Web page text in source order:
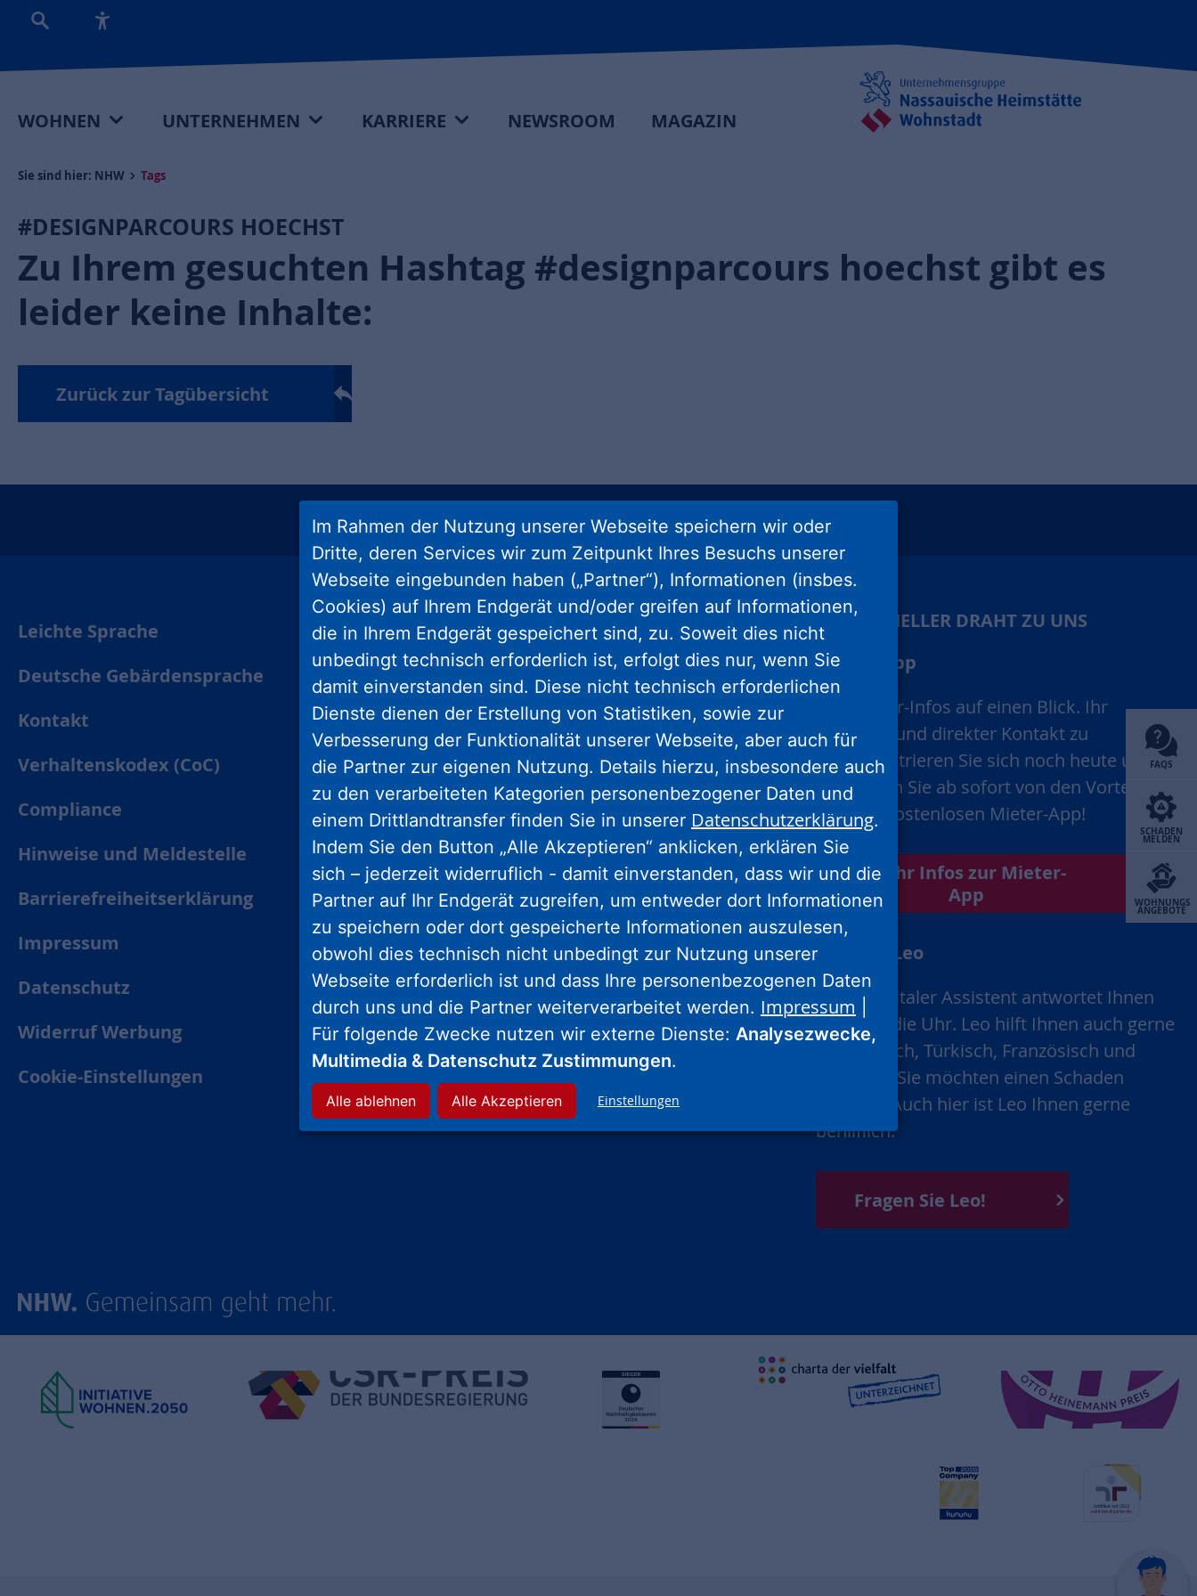
WOHNEN UNTERNEHMEN KARRIERE NEWSROOM MAGAZIN
FAQS
SCHADEN
MELDEN
WOHNUNGS
ANGEBOTE
LEO
Sie sind hier: NHW Tags
#DESIGNPARCOURS HOECHST
Zu Ihrem gesuchten Hashtag #designparcours hoechst gibt es
leider keine Inhalte:
Zurück zur Tagübersicht
instagram facebook youtube linkedin kununu
Leichte Sprache
Deutsche Gebärdensprache
Kontakt
Verhaltenskodex (CoC)
Compliance
Hinweise und Meldestelle
Barrierefreiheitserklärung
Impressum
Datenschutz
Widerruf Werbung
Cookie-Einstellungen
Nassauische Heimstätte Wohnungs- und
Entwicklungsgesellschaft mbH
Schaumainkai 47
60596 Frankfurt am Main
Tel.: 069 678674-0
Hinweis: Wegen Umbaumaßnahmen
geschlossen. Weitere Informationen.
Wohnstadt Stadtentwicklungs- und
Wohnungsbaugesellschaft Hessen mbH
Wolfsschlucht 18
34117 Kassel
Tel.: 0561 1001-0
IHR SCHNELLER DRAHT ZU UNS
Mieter-App
Alle Mieter-Infos auf einen Blick. Ihr
schneller und direkter Kontakt zu
uns. Registrieren Sie sich noch heute und
profitieren Sie ab sofort von den Vorteilen
unserer kostenlosen Mieter-App!
Mehr Infos zur Mieter-
App
Chatbot Leo
Unser digitaler Assistent antwortet Ihnen
rund um die Uhr. Leo hilft Ihnen auch gerne
auf Englisch, Türkisch, Französisch und
Russisch. Sie möchten einen Schaden
melden? Auch hier ist Leo Ihnen gerne
behilflich.
Fragen Sie Leo!
Im Rahmen der Nutzung unserer Webseite speichern wir oder
Dritte, deren Services wir zum Zeitpunkt Ihres Besuchs unserer
Webseite eingebunden haben („Partner“), Informationen (insbes.
Cookies) auf Ihrem Endgerät und/oder greifen auf Informationen,
die in Ihrem Endgerät gespeichert sind, zu. Soweit dies nicht
unbedingt technisch erforderlich ist, erfolgt dies nur, wenn Sie
damit einverstanden sind. Diese nicht technisch erforderlichen
Dienste dienen der Erstellung von Statistiken, sowie zur
Verbesserung der Funktionalität unserer Webseite, aber auch für
die Partner zur eigenen Nutzung. Details hierzu, insbesondere auch
zu den verarbeiteten Kategorien personenbezogener Daten und
einem Drittlandtransfer finden Sie in unserer Datenschutzerklärung.
Indem Sie den Button „Alle Akzeptieren“ anklicken, erklären Sie
sich – jederzeit widerruflich - damit einverstanden, dass wir und die
Partner auf Ihr Endgerät zugreifen, um entweder dort Informationen
zu speichern oder dort gespeicherte Informationen auszulesen,
obwohl dies technisch nicht unbedingt zur Nutzung unserer
Webseite erforderlich ist und dass Ihre personenbezogenen Daten
durch uns und die Partner weiterverarbeitet werden. Impressum
Für folgende Zwecke nutzen wir externe Dienste: Analysezwecke,
Multimedia & Datenschutz Zustimmungen.
Einstellungen
Alle ablehnen Alle Akzeptieren